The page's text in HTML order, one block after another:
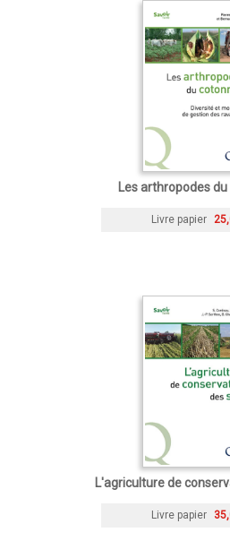
Les arthropodes
Livre papier
L'agriculture de
Livre papier